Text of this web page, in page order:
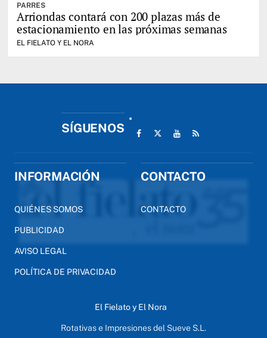
PARRES
Arriondas contará con 200 plazas más de
estacionamiento en las próximas semanas
EL FIELATO Y EL NORA
SÍGUENOS
INFORMACIÓN
QUIÉNES SOMOS
PUBLICIDAD
AVISO LEGAL
POLÍTICA DE PRIVACIDAD
CONTACTO
CONTACTO
El Fielato y El Nora
Rotativas e Impresiones del Sueve S.L.